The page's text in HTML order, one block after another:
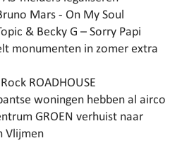
Mars - On My Soul
& Becky G – Sorry Papi
monumenten in zomer extra
ROADHOUSE
woningen hebben al airco
GROEN verhuist naar
Vlijmen